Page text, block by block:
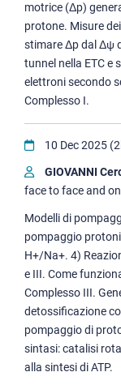
motrice (Δp)
protone. Misure
stimare Δp dal Δψ
tunnel nella ETC e
elettroni secondo
Complesso I.
10 Dec 2025
GIOVANNI
face to face and
Modelli di
pompaggio
H+/Na+. 4)
e III. Come
Complesso III.
detossificazione
pompaggio di
sintasi: catalisi
alla sintesi di ATP.